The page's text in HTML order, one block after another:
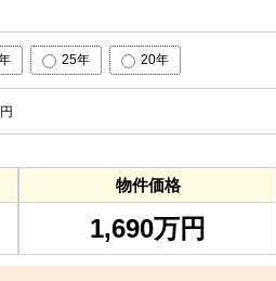
25年 20年
物件価格
1,690万円